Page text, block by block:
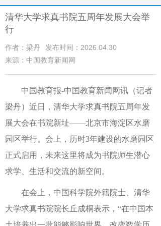
清华大学求真书院五周年发展大会举
行
作者：梁丹
发布时间：2026.04.30
来源：中国教育新闻网
中国教育报-中国教育新闻网讯（记者
梁丹）近日，清华大学求真书院五周年发
展大会在书院新址——北京市海淀区水磨
园区举行。会上，历时3年建设的水磨园区
正式启用，未来这里将成为书院师生潜心
求学、生活和交流的新空间。
在会上，中国科学院外籍院士、清华
大学求真书院院长丘成桐表示， “在中国本